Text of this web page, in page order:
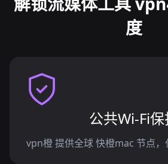
度
公共Wi-Fi保
vpn橙 提供全球 快橙mac 节点，